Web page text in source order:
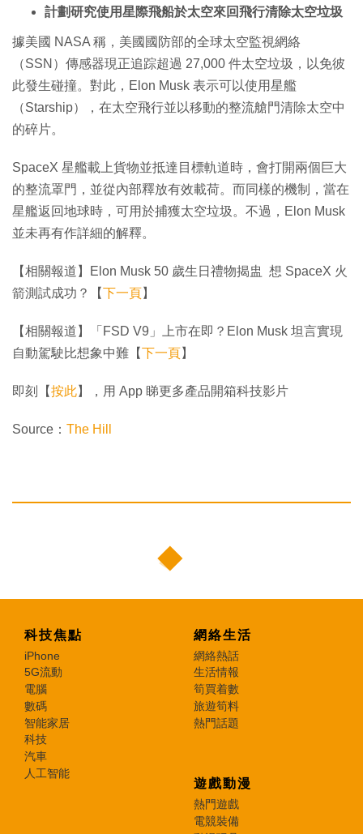
計劃研究使用星際飛船於太空來回飛行清除太空垃圾
據美國 NASA 稱，美國國防部的全球太空監視網絡
（SSN）傳感器現正追踪超過 27,000 件太空垃圾，以免彼
此發生碰撞。對此，Elon Musk 表示可以使用星艦
（Starship），在太空飛行並以移動的整流艙門清除太空中
的碎片。
SpaceX 星艦載上貨物並抵達目標軌道時，會打開兩個巨大
的整流罩門，並從內部釋放有效載荷。而同樣的機制，當在
星艦返回地球時，可用於捕獲太空垃圾。不過，Elon Musk
並未再有作詳細的解釋。
【相關報道】Elon Musk 50 歲生日禮物揭盅 想 SpaceX 火
箭測試成功？【下一頁】
【相關報道】「FSD V9」上市在即？Elon Musk 坦言實現
自動駕駛比想象中難【下一頁】
即刻【按此】，用 App 睇更多產品開箱科技影片
Source： The Hill
科技焦點
iPhone
5G流動
電腦
數碼
智能家居
科技
汽車
人工智能
網絡生活
網絡熱話
生活情報
筍買着數
旅遊筍料
熱門話題
遊戲動漫
熱門遊戲
電競裝備